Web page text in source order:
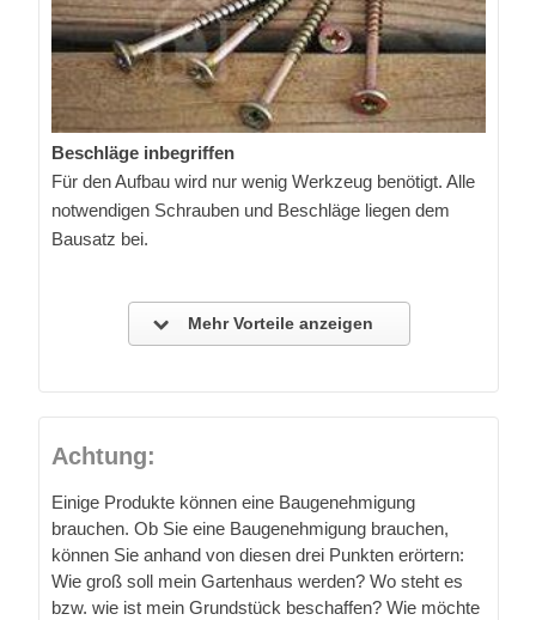
Beschläge inbegriffen
Für den Aufbau wird nur wenig Werkzeug benötigt. Alle
notwendigen Schrauben und Beschläge liegen dem
Bausatz bei.
Mehr Vorteile anzeigen
Achtung:
Einige Produkte können eine Baugenehmigung
brauchen. Ob Sie eine Baugenehmigung brauchen,
können Sie anhand von diesen drei Punkten erörtern:
Wie groß soll mein Gartenhaus werden? Wo steht es
bzw. wie ist mein Grundstück beschaffen? Wie möchte